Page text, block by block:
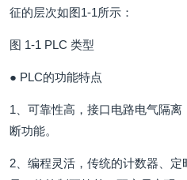
征的层次如图1-1所示：
图 1-1 PLC 类型
● PLC的功能特点
1、可靠性高，接口电路电气隔
断功能。
2、编程灵活，传统的计数器、